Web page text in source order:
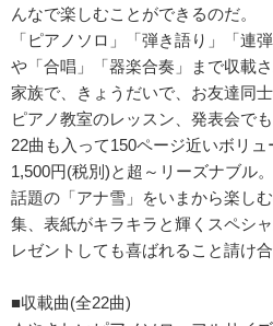
んなで楽しむことができるのだ。
「ピアノソロ」「弾き語り」「連
や「合唱」「器楽合奏」まで収載さ
家族で、きょうだいで、お友達同
ピアノ教室のレッスン、発表会で
22曲も入って150ページ近いボリ
1,500円(税別)と超～リーズナブル。
話題の「アナ雪」をいまから楽し
集、表紙がキラキラと輝くスペシ
レゼントしても喜ばれること請け合
■収載曲(全22曲)